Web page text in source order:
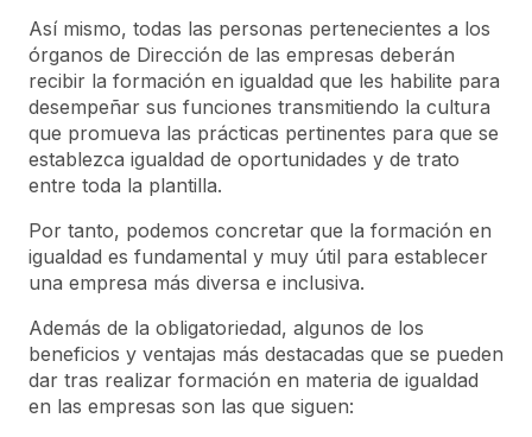
Así mismo, todas las personas pertenecientes a los
órganos de Dirección de las empresas deberán
recibir la formación en igualdad que les habilite para
desempeñar sus funciones transmitiendo la cultura
que promueva las prácticas pertinentes para que se
establezca igualdad de oportunidades y de trato
entre toda la plantilla.
Por tanto, podemos concretar que la formación en
igualdad es fundamental y muy útil para establecer
una empresa más diversa e inclusiva.
Además de la obligatoriedad, algunos de los
beneficios y ventajas más destacadas que se pueden
dar tras realizar formación en materia de igualdad
en las empresas son las que siguen: